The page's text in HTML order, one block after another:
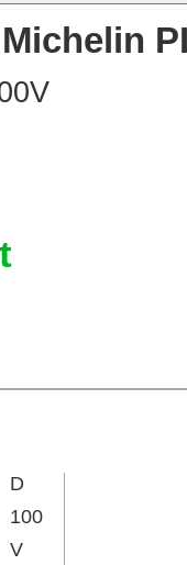
Michelin
D
100
V